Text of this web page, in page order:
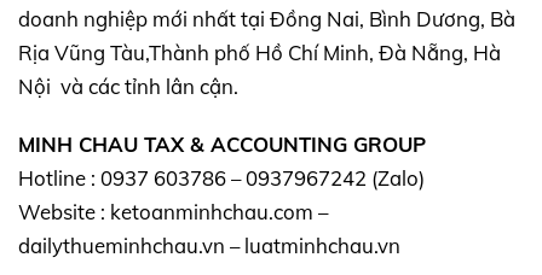
doanh nghiệp mới nhất tại Đồng Nai, Bình Dương, Bà
Rịa Vũng Tàu,Thành phố Hồ Chí Minh, Đà Nẵng, Hà
Nội và các tỉnh lân cận.
MINH CHAU TAX & ACCOUNTING GROUP
Hotline : 0937 603786 – 0937967242 (Zalo)
Website : ketoanminhchau.com –
dailythueminhchau.vn – luatminhchau.vn